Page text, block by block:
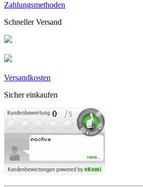
Zahlungsmethoden
Schneller Versand
Versandkosten
Sicher einkaufen